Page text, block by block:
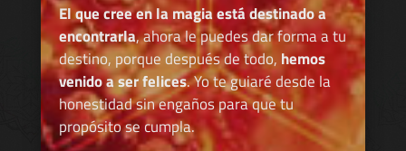
El que cree en la magia está destinado a
encontrarla, ahora le puedes dar forma a tu
destino, porque después de todo, hemos
venido a ser felices. Yo te guiaré desde la
honestidad sin engaños para que tu
propósito se cumpla.